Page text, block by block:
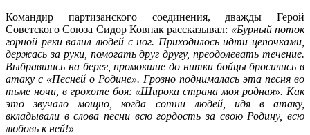
Командир партизанского соединения, дважды Герой
Советского Союза Сидор Ковпак рассказывал: «Бурный поток
горной реки валил людей с ног. Приходилось идти цепочками,
держась за руки, помогать друг другу, преодолевать течение.
Выбравшись на берег, промокшие до нитки бойцы бросились в
атаку с «Песней о Родине». Грозно поднималась эта песня во
тьме ночи, в грохоте боя: «Широка страна моя родная». Как
это звучало мощно, когда сотни людей, идя в атаку,
вкладывали в слова песни всю гордость за свою Родину, всю
любовь к ней!»